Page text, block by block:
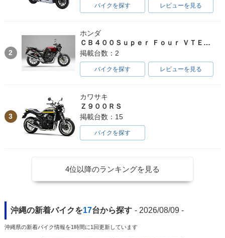
バイクを探す レビューを見る
2
ホンダ
ＣＢ４００Ｓｕｐｅｒ Ｆｏｕｒ ＶＴＥＣ ＳＰＥＣ３
掲載台数：2
バイクを探す レビューを見る
3
カワサキ
Ｚ９００ＲＳ
掲載台数：15
バイクを探す
4位以降のランキングを見る
沖縄の新着バイクを17台から探す - 2026/08/09 -
沖縄県の新着バイク情報を1時間に1回更新しています